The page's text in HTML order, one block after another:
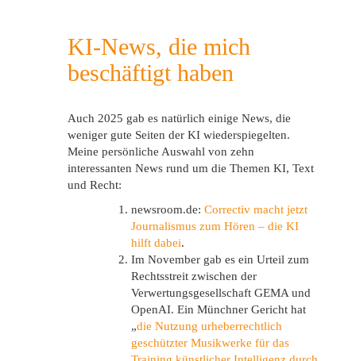
KI-News, die mich
beschäftigt haben
Auch 2025 gab es natürlich einige News, die
weniger gute Seiten der KI wiederspiegelten.
Meine persönliche Auswahl von zehn
interessanten News rund um die Themen KI, Text
und Recht:
newsroom.de: Correctiv macht jetzt
Journalismus zum Hören – die KI
hilft dabei.
Im November gab es ein Urteil zum
Rechtsstreit zwischen der
Verwertungsgesellschaft GEMA und
OpenAI. Ein Münchner Gericht hat
„die Nutzung urheberrechtlich
geschützter Musikwerke für das